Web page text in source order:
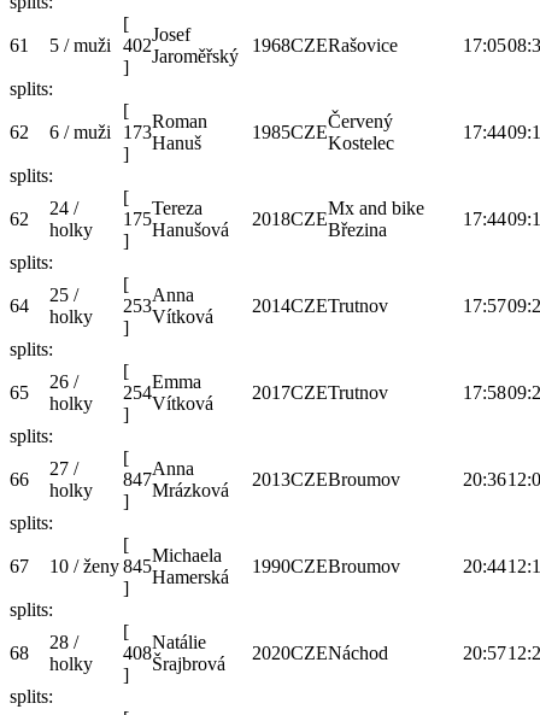
61 5 / muži
[
402
]
Josef
Jaroměřský
1968CZERašovice 17:05
splits:
62 6 / muži
[
173
]
Roman
Hanuš
1985CZE
Červený
Kostelec
17:44
splits:
62
24 /
holky
[
175
]
Tereza
Hanušová
2018CZE
Mx and bike
Březina
17:44
splits:
64
25 /
holky
[
253
]
Anna
Vítková
2014CZETrutnov 17:57
splits:
65
26 /
holky
[
254
]
Emma
Vítková
2017CZETrutnov 17:58
splits:
66
27 /
holky
[
847
]
Anna
Mrázková
2013CZEBroumov 20:36
splits:
67 10 / ženy
[
845
]
Michaela
Hamerská
1990CZEBroumov 20:44
splits:
68
28 /
holky
[
408
]
Natálie
Šrajbrová
2020CZENáchod 20:57
splits: